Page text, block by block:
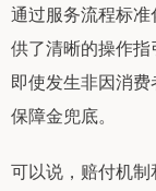
通过服务流程标
供了清晰的操作指
即使发生非因消
保障金兜底。
可以说，赔付机